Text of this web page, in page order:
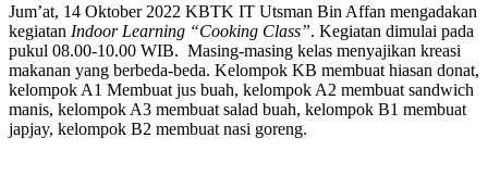
Jum’at, 14 Oktober 2022 KBTK IT Utsman Bin Affan mengadakan
kegiatan Indoor Learning “Cooking Class”. Kegiatan dimulai pada
pukul 08.00-10.00 WIB. Masing-masing kelas menyajikan kreasi
makanan yang berbeda-beda. Kelompok KB membuat hiasan donat,
kelompok A1 Membuat jus buah, kelompok A2 membuat sandwich
manis, kelompok A3 membuat salad buah, kelompok B1 membuat
japjay, kelompok B2 membuat nasi goreng.